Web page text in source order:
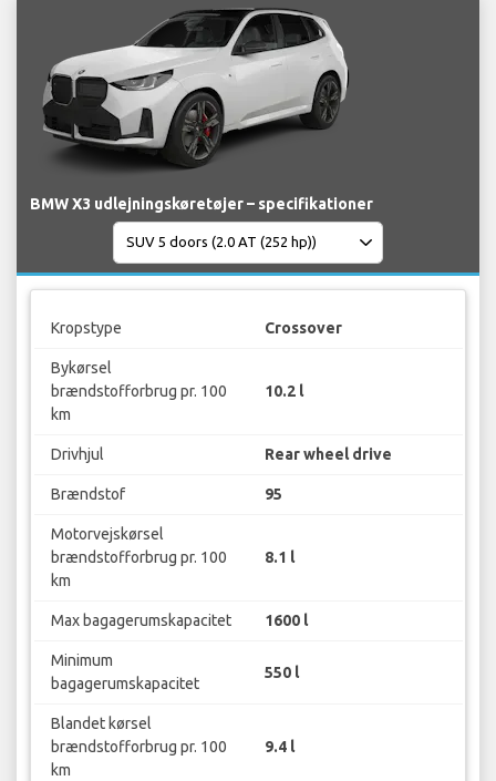
BMW X3 udlejningskøretøjer – specifikationer
Kropstype Crossover
Bykørsel
brændstofforbrug pr. 100
km
10.2 l
Drivhjul Rear wheel drive
Brændstof 95
Motorvejskørsel
brændstofforbrug pr. 100
km
8.1 l
Max bagagerumskapacitet 1600 l
Minimum
bagagerumskapacitet
550 l
Blandet kørsel
brændstofforbrug pr. 100
km
9.4 l